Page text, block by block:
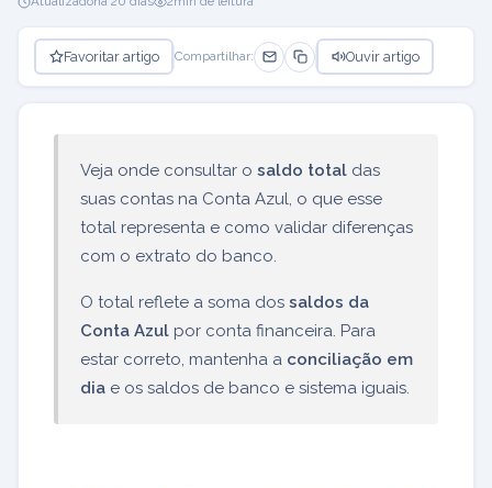
Favoritar artigo Compartilhar: Ouvir artigo
Veja onde consultar o saldo total das
suas contas na Conta Azul, o que esse
total representa e como validar diferenças
com o extrato do banco.
O total reflete a soma dos saldos da
Conta Azul por conta financeira. Para
estar correto, mantenha a conciliação em
dia e os saldos de banco e sistema iguais.